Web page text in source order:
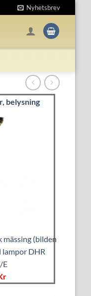
Nyhetsbrev
belysning
mässing (bilden
lampor DHR
E